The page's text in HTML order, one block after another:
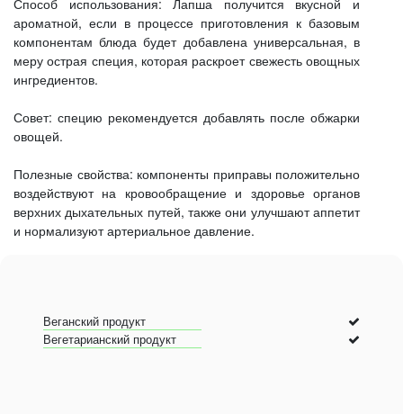
Способ использования: Лапша получится вкусной и
ароматной, если в процессе приготовления к базовым
компонентам блюда будет добавлена универсальная, в
меру острая специя, которая раскроет свежесть овощных
ингредиентов.
Совет: специю рекомендуется добавлять после обжарки
овощей.
Полезные свойства: компоненты приправы положительно
воздействуют на кровообращение и здоровье органов
верхних дыхательных путей, также они улучшают аппетит
и нормализуют артериальное давление.
Веганский продукт
Вегетарианский продукт